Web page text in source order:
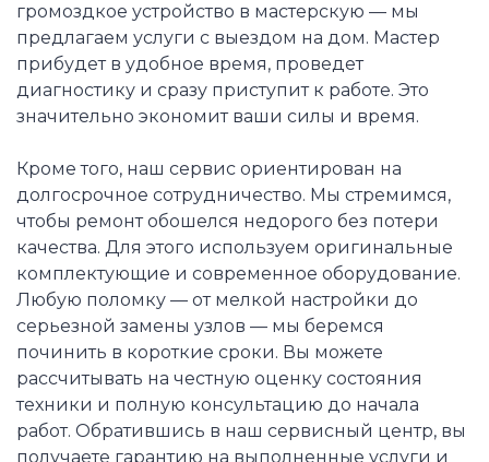
громоздкое устройство в мастерскую — мы
предлагаем услуги с выездом на дом. Мастер
прибудет в удобное время, проведет
диагностику и сразу приступит к работе. Это
значительно экономит ваши силы и время.
Кроме того, наш сервис ориентирован на
долгосрочное сотрудничество. Мы стремимся,
чтобы ремонт обошелся недорого без потери
качества. Для этого используем оригинальные
комплектующие и современное оборудование.
Любую поломку — от мелкой настройки до
серьезной замены узлов — мы беремся
починить в короткие сроки. Вы можете
рассчитывать на честную оценку состояния
техники и полную консультацию до начала
работ. Обратившись в наш сервисный центр, вы
получаете гарантию на выполненные услуги и